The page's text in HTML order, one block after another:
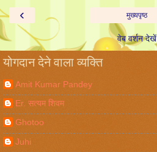
‹ मुख्यपृष्ठ
वेब वर्शन देखें
योगदान देने वाला व्यक्ति
Amit Kumar Pandey
Er. सत्यम शिवम
Ghotoo
Juhi